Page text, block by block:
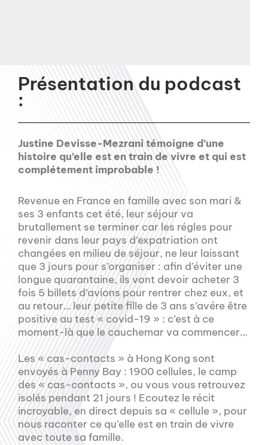
Présentation du podcast
:
Justine Devisse-Mezrani témoigne d’une
histoire qu’elle est en train de vivre et qui est
complétement improbable !
Revenue en France en famille avec son mari &
ses 3 enfants cet été, leur séjour va
brutallement se terminer car les régles pour
revenir dans leur pays d’expatriation ont
changées en milieu de séjour, ne leur laissant
que 3 jours pour s’organiser : afin d’éviter une
longue quarantaine, ils vont devoir acheter 3
fois 5 billets d’avions pour rentrer chez eux, et
au retour… leur petite fille de 3 ans s’avére être
positive au test « covid-19 » : c’est à ce
moment-là que le cauchemar va commencer…
Les « cas-contacts » à Hong Kong sont
envoyés à Penny Bay : 1900 cellules, le camp
des « cas-contacts », ou vous vous retrouvez
isolés pendant 21 jours ! Ecoutez le récit
incroyable, en direct depuis sa « cellule », pour
nous raconter ce qu’elle est en train de vivre
avec toute sa famille.